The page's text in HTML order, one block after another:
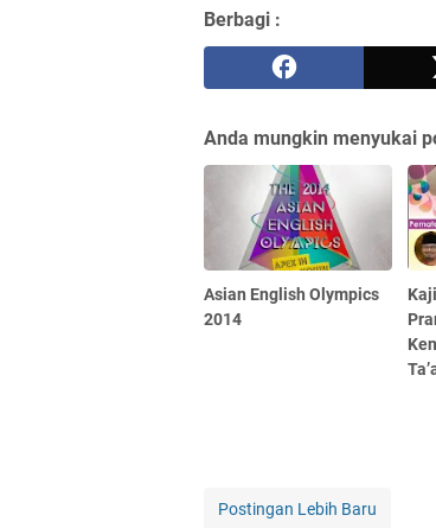
Berbagi :
Anda mungkin menyukai
Asian English Olympics
2014
Postingan Lebih Baru